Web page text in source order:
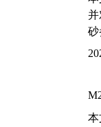
并
砂
本